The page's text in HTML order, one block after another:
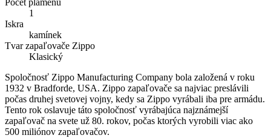
Počet plamenů
1
Iskra
kamínek
Tvar zapaľovače Zippo
Klasický
Spoločnosť Zippo Manufacturing Company bola založená v roku
1932 v Bradforde, USA. Zippo zapaľovače sa najviac preslávili
počas druhej svetovej vojny, kedy sa Zippo vyrábali iba pre armádu.
Tento rok oslavuje táto spoločnosť vyrábajúca najznámejší
zapaľovač na svete už 80. rokov, počas ktorých vyrobili viac ako
500 miliónov zapaľovačov.